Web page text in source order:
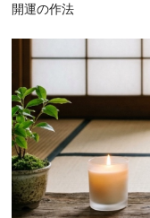
開運の作法